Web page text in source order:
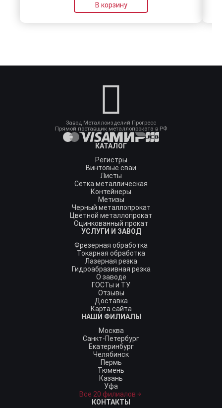
В корзину
Завод Металлоизделий Прогресс
Прямой поставщик металлопроката в РФ
КАТАЛОГ
Регистры
Винтовые сваи
Листы
Сетка металлическая
Контейнеры
Метизы
Черный металлопрокат
Цветной металлопрокат
Оцинкованный прокат
УСЛУГИ И ЗАВОД
Фрезерная обработка
Токарная обработка
Лазерная резка
Гидроабразивная резка
О заводе
ГОСТы и ТУ
Отзывы
Доставка
Карта сайта
НАШИ ФИЛИАЛЫ
Москва
Санкт-Петербург
Екатеринбург
Челябинск
Пермь
Тюмень
Казань
Уфа
Все 20 филиалов
КОНТАКТЫ